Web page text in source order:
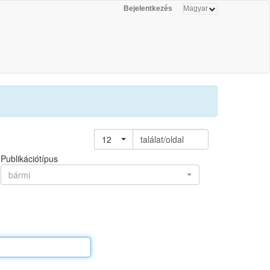
Bejelentkezés
12
találat/oldal
Publikációtípus
bármi